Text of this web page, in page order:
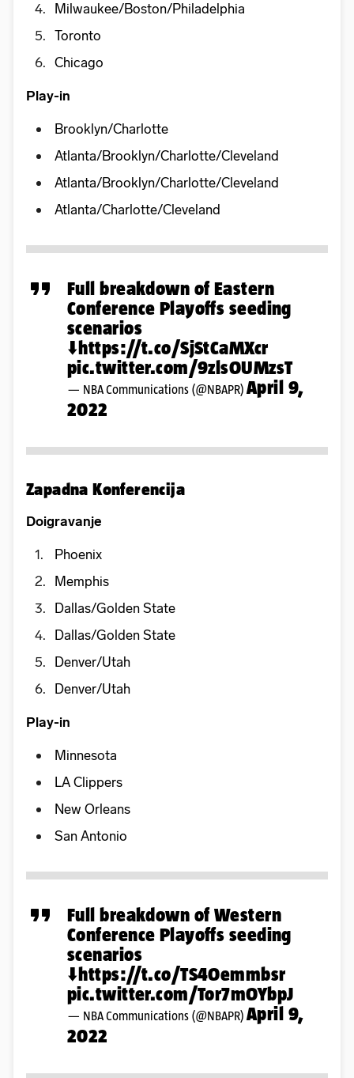
Milwaukee/Boston/Philadelphia
Toronto
Chicago
Play-in
Brooklyn/Charlotte
Atlanta/Brooklyn/Charlotte/Cleveland
Atlanta/Brooklyn/Charlotte/Cleveland
Atlanta/Charlotte/Cleveland
Full breakdown of Eastern
Conference Playoffs seeding
scenarios
⬇️https://t.co/SjStCaMXcr
pic.twitter.com/9zlsOUMzsT
— NBA Communications (@NBAPR) April 9,
2022
Zapadna Konferencija
Doigravanje
Phoenix
Memphis
Dallas/Golden State
Dallas/Golden State
Denver/Utah
Denver/Utah
Play-in
Minnesota
LA Clippers
New Orleans
San Antonio
Full breakdown of Western
Conference Playoffs seeding
scenarios
⬇️https://t.co/TS4Oemmbsr
pic.twitter.com/Tor7mOYbpJ
— NBA Communications (@NBAPR) April 9,
2022